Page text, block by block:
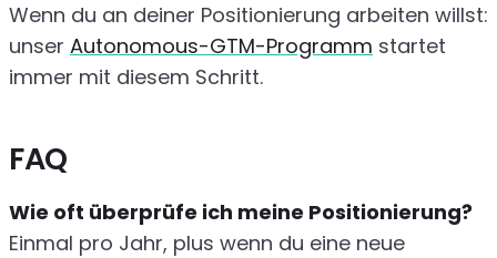
Wenn du an deiner Positionierung arbeiten willst:
unser Autonomous-GTM-Programm startet
immer mit diesem Schritt.
FAQ
Wie oft überprüfe ich meine Positionierung?
Einmal pro Jahr, plus wenn du eine neue